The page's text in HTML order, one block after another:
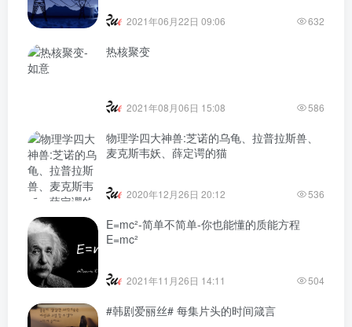
2021年06月22日 09:06 632
热核聚变
2021年08月06日 15:08 586
物理学四大神兽:芝诺的乌龟、拉普拉斯兽、
麦克斯韦妖、薛定谔的猫
2020年12月26日 20:12 536
E=mc²-简单不简单-你也能懂的质能方程
E=mc²
2021年11月26日 14:11 504
#韩剧爱丽丝# 每集片头的时间箴言